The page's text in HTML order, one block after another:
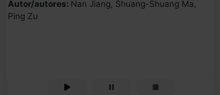
Autor/autores: Nan Jiang, Shuang-Shuang Ma,
Ping Zu